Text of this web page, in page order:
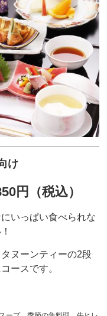
け
円（税込）
いっぱい食べられな
ヌーンティーの2段
ースです。